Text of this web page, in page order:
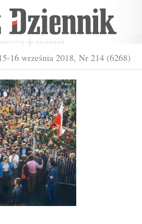
16 września 2018, Nr 214 (6268)